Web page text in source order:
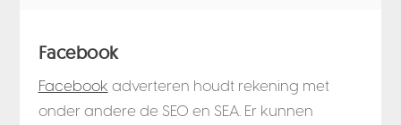
Facebook
Facebook adverteren houdt rekening met
onder andere de SEO en SEA. Er kunnen